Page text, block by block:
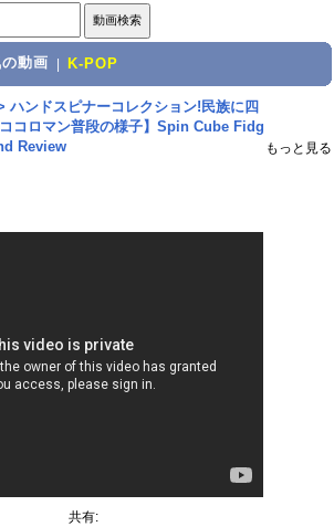
の動画 K-POP
ハンドスピナーコレクション!民族に四
コロマン普段の様子】Spin Cube Fidg
Review
もっと見る
共有: